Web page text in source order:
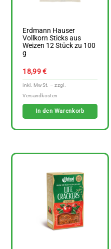
Erdmann Hauser
Vollkorn Sticks aus
Weizen 12 Stück zu 100
g
18,99€
In den Warenkorb